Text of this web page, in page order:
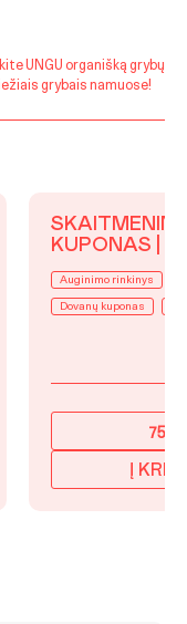
UNGU organišką grybų
grybais namuose!
KUPONAS |
Auginimo rinkinys
Dovanų kuponas
Į